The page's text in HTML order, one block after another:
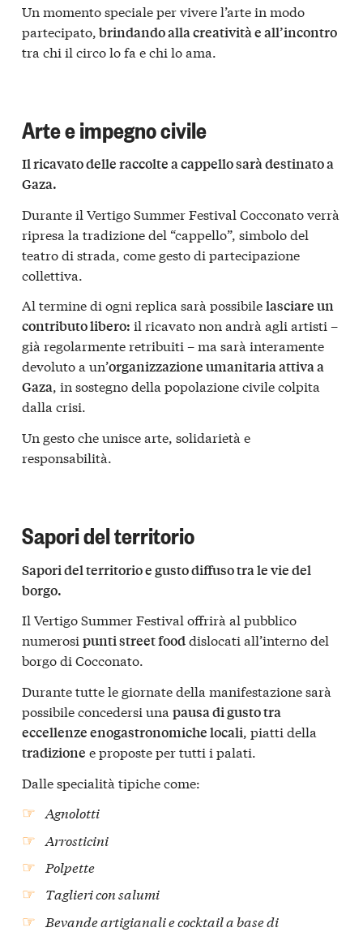
Un momento speciale per vivere l’arte in modo
partecipato, brindando alla creatività e all’incontro
tra chi il circo lo fa e chi lo ama.
Arte e impegno civile
Il ricavato delle raccolte a cappello sarà destinato a
Gaza.
Durante il Vertigo Summer Festival Cocconato verrà
ripresa la tradizione del “cappello”, simbolo del
teatro di strada, come gesto di partecipazione
collettiva.
Al termine di ogni replica sarà possibilelasciare un
contributo libero: il ricavato non andrà agli artisti –
già regolarmente retribuiti – ma sarà interamente
devoluto a un’organizzazione umanitaria attiva a
Gaza, in sostegno della popolazione civile colpita
dalla crisi.
Un gesto che unisce arte, solidarietà e
responsabilità.
Sapori del territorio
Sapori del territorio e gusto diffuso tra le vie del
borgo.
Il Vertigo Summer Festival offrirà al pubblico
numerosi punti street fooddislocati all’interno del
borgo di Cocconato.
Durante tutte le giornate della manifestazione sarà
possibile concedersi una pausa di gusto tra
eccellenze enogastronomiche locali, piatti della
tradizione e proposte per tutti i palati.
Dalle specialità tipiche come:
Agnolotti
Arrosticini
Polpette
Taglieri con salumi
Bevande artigianali e cocktail a base di